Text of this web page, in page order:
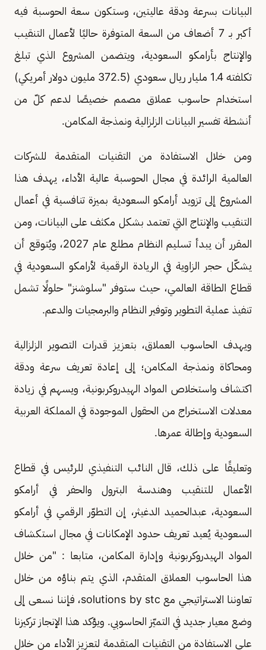
البيانات بسرعة ودقة عاليتين، وستكون سعة الحوسبة فيه
أكبر بـ 7 أضعاف من السعة المتوفرة حاليًا لأعمال التنقيب
والإنتاج بأرامكو السعودية، ويتضمن المشروع الذي تبلغ
تكلفته 1.4 مليار ريال سعودي (372.5 مليون دولار أمريكي)
استخدام حاسوب عملاق مصمم خصيصًا لدعم كلّ من
أنشطة تفسير البيانات الزلزالية ونمذجة المكامن.
ومن خلال الاستفادة من التقنيات المتقدمة للشركات
العالمية الرائدة في مجال الحوسبة عالية الأداء، يهدف هذا
المشروع إلى تزويد أرامكو السعودية بميزة تنافسية في أعمال
التنقيب والإنتاج التي تعتمد بشكل مكثف على البيانات، ومن
المقرر أن يبدأ تسليم النظام مطلع عام 2027، ويُتوقع أن
يشكّل حجر الزاوية في الريادة الرقمية لأرامكو السعودية في
قطاع الطاقة العالمي، حيث ستوفر "سلوشنز" حلولًا تشمل
تنفيذ عملية التطوير وتوفير النظام والبرمجيات والدعم.
ويهدف الحاسوب العملاق، بتعزيز قدرات التصوير الزلزالية
ومحاكاة ونمذجة المكامن؛ إلى إعادة تعريف سرعة ودقة
اكتشاف واستخلاص المواد الهيدروكربونية، ويسهم في زيادة
معدلات الاستخراج من الحقول الموجودة في المملكة العربية
السعودية وإطالة عمرها.
وتعليقًا على ذلك، قال النائب التنفيذي للرئيس في قطاع
الأعمال للتنقيب وهندسة البترول والحفر في أرامكو
السعودية، عبدالحميد الدغيثر، إن التطوّر الرقمي في أرامكو
السعودية يُعيد تعريف حدود الإمكانات في مجال استكشاف
المواد الهيدروكربونية وإدارة المكامن، متابعا : "من خلال
هذا الحاسوب العملاق المتقدم، الذي يتم بناؤه من خلال
تعاوننا الاستراتيجي مع solutions by stc، فإننا نسعى إلى
وضع معيار جديد في التميّز الحاسوبي. ويؤكد هذا الإنجاز تركيزنا
على الاستفادة من التقنيات المتقدمة لتعزيز الأداء من خلال